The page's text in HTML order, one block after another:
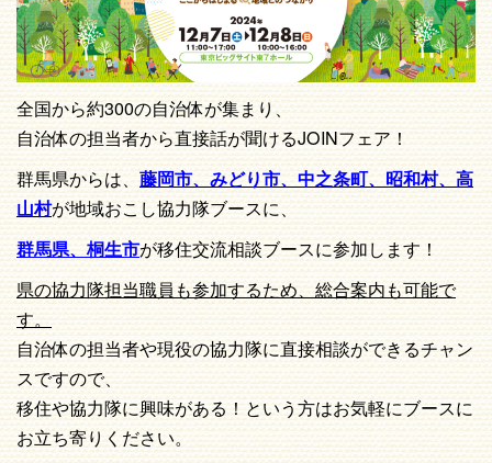
全国から約300の自治体が集まり、
自治体の担当者から直接話が聞けるJOINフェア！
群馬県からは、藤岡市、みどり市、中之条町、昭和村、高
山村が地域おこし協力隊ブースに、
群馬県、桐生市が移住交流相談ブースに参加します！
県の協力隊担当職員も参加するため、総合案内も可能で
す。
自治体の担当者や現役の協力隊に直接相談ができるチャン
スですので、
移住や協力隊に興味がある！という方はお気軽にブースに
お立ち寄りください。